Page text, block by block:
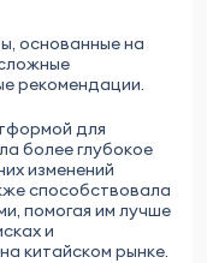
основанные на
рекомендации.
для
более глубокое
изменений
способствовала
помогая им лучше
и
китайском рынке.